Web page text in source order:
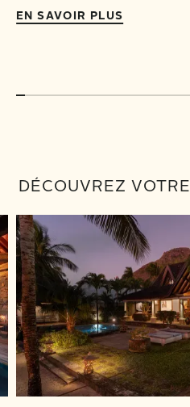
EN SAVOIR PLUS
DÉCOUVREZ VOTRE